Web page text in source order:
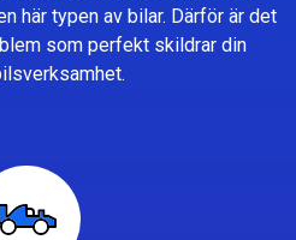
här typen av bilar. Därför är det
som perfekt skildrar din